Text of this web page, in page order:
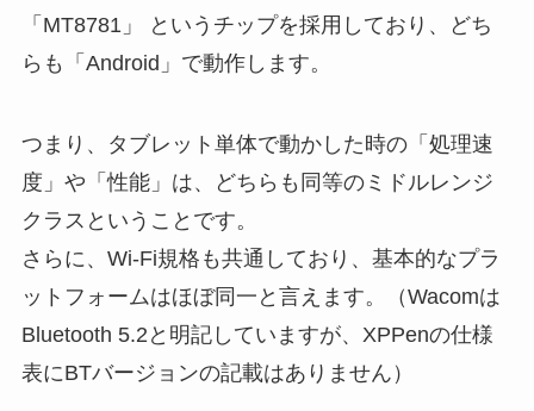
「MT8781」 というチップを採用しており、どち
らも「Android」で動作します。
つまり、タブレット単体で動かした時の「処理速
度」や「性能」は、どちらも同等のミドルレンジ
クラスということです。
さらに、Wi-Fi規格も共通しており、基本的なプラ
ットフォームはほぼ同一と言えます。（Wacomは
Bluetooth 5.2と明記していますが、XPPenの仕様
表にBTバージョンの記載はありません）